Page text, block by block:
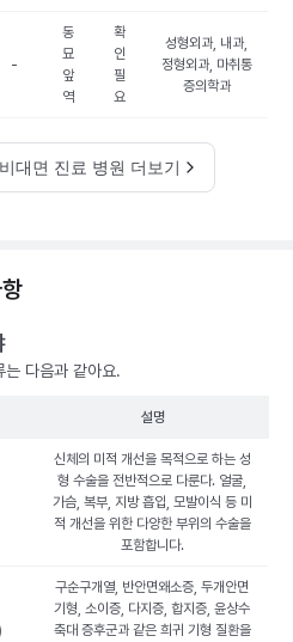
-
동
묘
앞
역
확
인
필
요
성형외과, 내과,
정형외과, 마취통
증의학과
대면 진료 병원 더보기
는 다음과 같아요.
설명
신체의 미적 개선을 목적으로 하는 성
형 수술을 전반적으로 다룬다. 얼굴,
가슴, 복부, 지방 흡입, 모발이식 등 미
적 개선을 위한 다양한 부위의 수술을
포함합니다.
구순구개열, 반안면왜소증, 두개안면
기형, 소이증, 다지증, 합지증, 윤상수
축대 증후군과 같은 희귀 기형 질환을